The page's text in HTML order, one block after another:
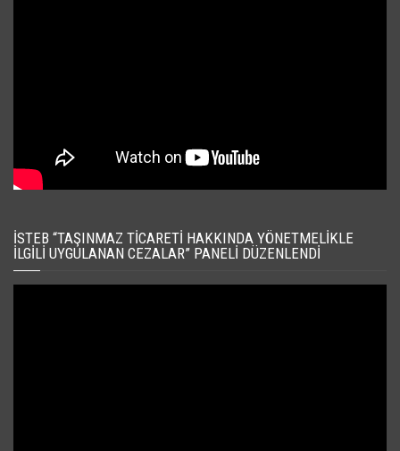
İSTEB “TAŞINMAZ TICARETI HAKKINDA YÖNETMELIKLE
İLGILI UYGULANAN CEZALAR” PANELI DÜZENLENDI